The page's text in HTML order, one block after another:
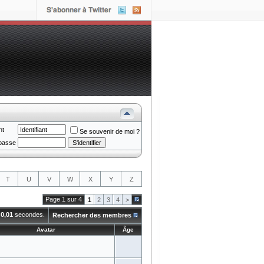
Se souvenir de moi ?
T U V W X Y Z
Page 1 sur 4 1 2 3 4 >
0,01 secondes. Rechercher des membres
Avatar Âge